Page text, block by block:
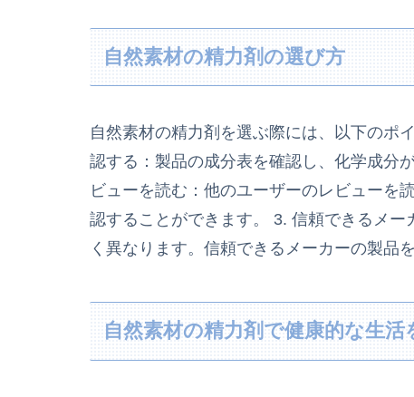
自然素材の精力剤の選び方
自然素材の精力剤を選ぶ際には、以下のポ
認する：製品の成分表を確認し、化学成分
ビューを読む：他のユーザーのレビューを
認することができます。 3. 信頼できるメ
く異なります。信頼できるメーカーの製品
自然素材の精力剤で健康的な生活